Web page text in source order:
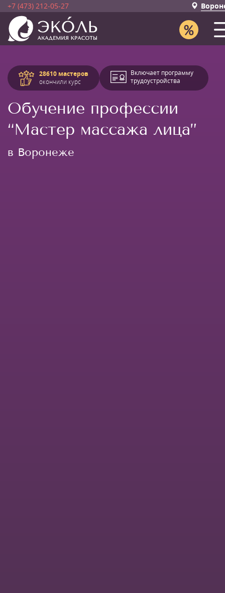
+7 (473) 212-05-27
28610 мастеров
окончили курс
Включает программу
трудоустройства
Обучение профессии
“Мастер массажа лица”
в Воронеже